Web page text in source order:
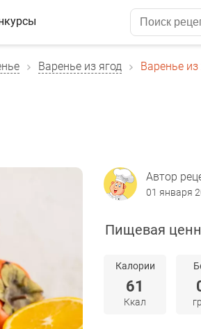
Варенье из ягод Варенье
Автор
01 января
Пищевая
Калории
61
Ккал